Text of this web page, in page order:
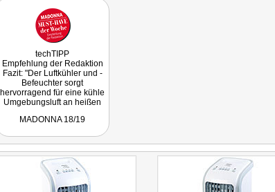
techTIPP
Empfehlung der Redaktion
Fazit: "Der Luftkühler und -
Befeuchter sorgt
hervorragend für eine kühle
Umgebungsluft an heißen
MADONNA 18/19